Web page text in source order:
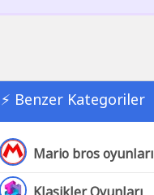
⚡ Benzer Kategoriler
Mario bros oyunları